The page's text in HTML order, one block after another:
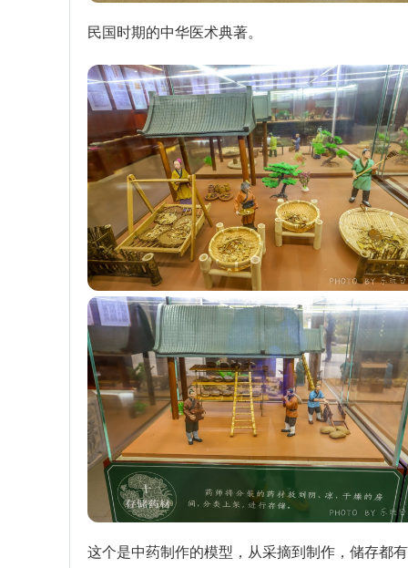
民国时期的中华医术典著。
这个是中药制作的模型，从采摘到制作，储存都